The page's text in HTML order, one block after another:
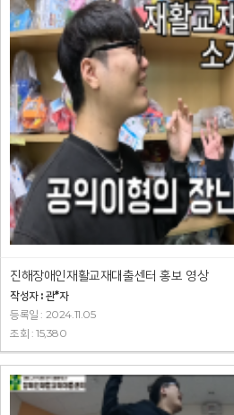
진해장애인재활교재대출센터 홍보 영상
작성자 : 관*자
등록일 : 2024.11.05
조회 : 15,380